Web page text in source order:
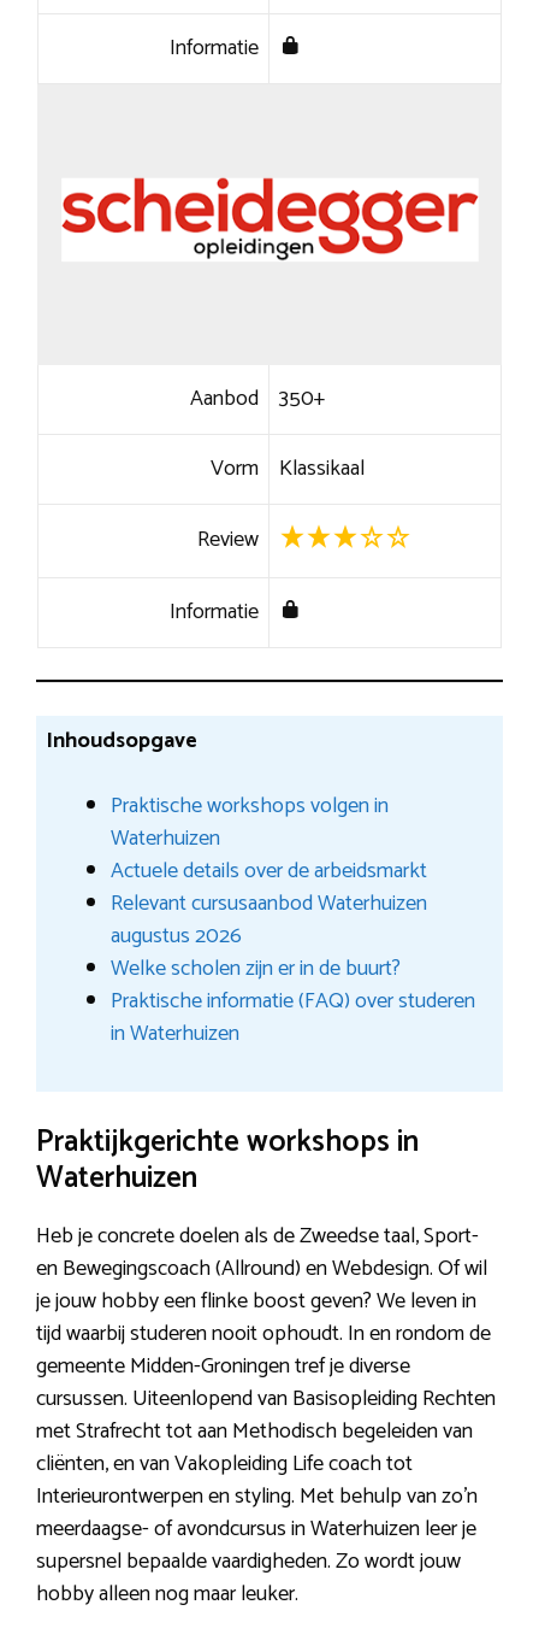
Informatie
Aanbod 350+
Vorm Klassikaal
Review
Informatie
Inhoudsopgave
Praktische workshops volgen in
Waterhuizen
Actuele details over de arbeidsmarkt
Relevant cursusaanbod Waterhuizen
augustus 2026
Welke scholen zijn er in de buurt?
Praktische informatie (FAQ) over studeren
in Waterhuizen
Praktijkgerichte workshops in
Waterhuizen
Heb je concrete doelen als de Zweedse taal, Sport-
en Bewegingscoach (Allround) en Webdesign. Of wil
je jouw hobby een flinke boost geven? We leven in
tijd waarbij studeren nooit ophoudt. In en rondom de
gemeente Midden-Groningen tref je diverse
cursussen. Uiteenlopend van Basisopleiding Rechten
met Strafrecht tot aan Methodisch begeleiden van
cliënten, en van Vakopleiding Life coach tot
Interieurontwerpen en styling. Met behulp van zo’n
meerdaagse- of avondcursus in Waterhuizen leer je
supersnel bepaalde vaardigheden. Zo wordt jouw
hobby alleen nog maar leuker.